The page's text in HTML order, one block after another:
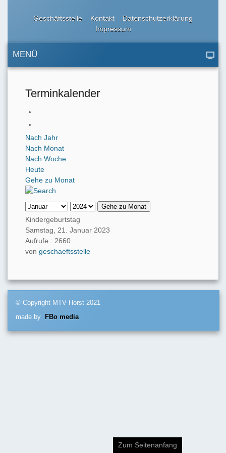
Geschäftsstelle Kontakt
Datenschutzerklärung
Impressum
MENÜ
Terminkalender
Nach Jahr
Nach Monat
Nach Woche
Heute
Gehe zu Monat
Gehe zu Monat
Kindergeburtstag
Samstag, 21. Januar 2023
Aufrufe : 2660
von geschaeftsstelle
© Copyright MTV Horst 2021
made by
FBo media
Zum Seitenanfang